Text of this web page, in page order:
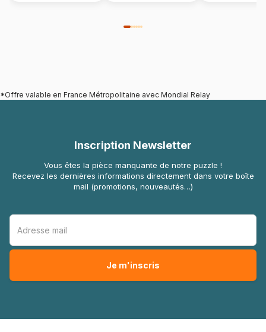
*Offre valable en France Métropolitaine avec Mondial Relay
Inscription Newsletter
Vous êtes la pièce manquante de notre puzzle !
Recevez les dernières informations directement dans votre boîte
mail (promotions, nouveautés…)